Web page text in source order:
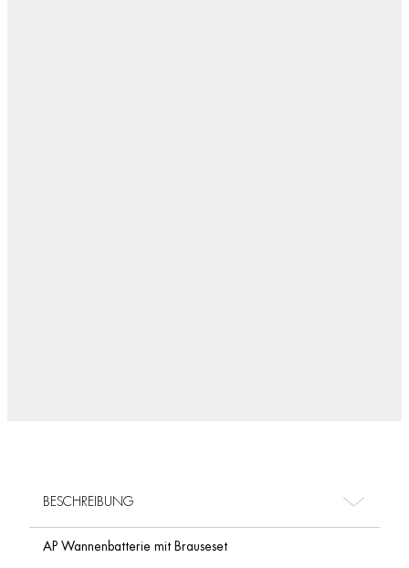
BESCHREIBUNG
AP Wannenbatterie mit Brauseset